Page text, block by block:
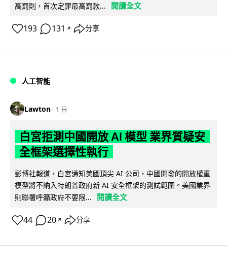
高罰則，首次定罪最高罰款...
閱讀全文
193 131 ↗ 分享
人工智能
Lawton 1 日
白宮拒測中國開放 AI 模型 業界質疑安
全框架選擇性執行
彭博社報道，白宮通知美國頂尖 AI 公司，中國開發的開放權重
模型將不納入特朗普政府新 AI 安全框架的測試範圍。美國業界
則聯署呼籲政府不要限...
閱讀全文
44 20 ↗ 分享